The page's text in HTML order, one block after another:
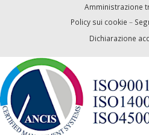
Amministrazione
Policy sui cookie –
Dichiarazione